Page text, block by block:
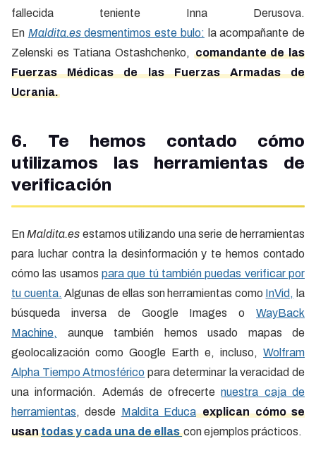
fallecida teniente Inna Derusova.
En Maldita.esdesmentimos este bulo: la acompañante de
Zelenski es Tatiana Ostashchenko, comandante de las
Fuerzas Médicas de las Fuerzas Armadas de
Ucrania.
6. Te hemos contado cómo
utilizamos las herramientas de
verificación
En Maldita.es estamos utilizando una serie de herramientas
para luchar contra la desinformación y te hemos contado
cómo las usamos para que tú también puedas verificar por
tu cuenta. Algunas de ellas son herramientas como InVid, la
búsqueda inversa de Google Images o WayBack
Machine,
aunque también hemos usado mapas de
geolocalización como Google Earth e, incluso, Wolfram
Alpha Tiempo Atmosférico para determinar la veracidad de
una información. Además de ofrecertenuestra caja de
herramientas, desde Maldita Educaexplican cómo se
usantodas y cada una de ellascon ejemplos prácticos.